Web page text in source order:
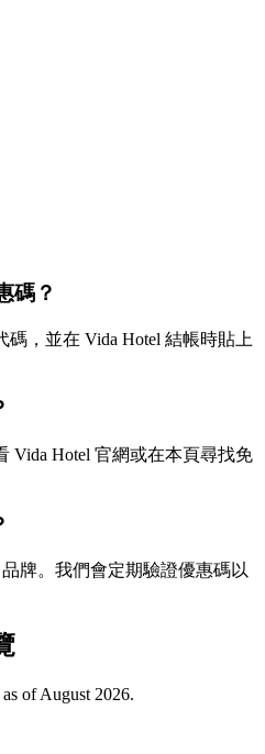
碼？
，並在 Vida Hotel 結帳時貼上
Vida Hotel 官網或在本頁尋找免
牌。我們會定期驗證優惠碼以
of August 2026.